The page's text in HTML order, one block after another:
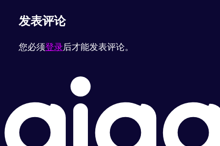
发表评论
您必须登录后才能发表评论。